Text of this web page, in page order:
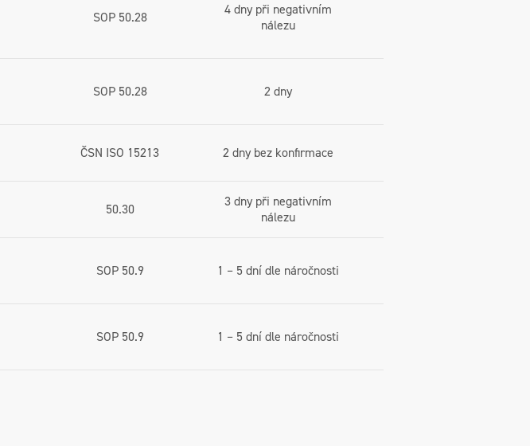
SOP 50.28
4 dny při negativním
nálezu
SOP 50.28 2 dny
ČSN ISO 15213 2 dny bez konfirmace
50.30
3 dny při negativním
nálezu
SOP 50.9 1 – 5 dní dle náročnosti
SOP 50.9 1 – 5 dní dle náročnosti